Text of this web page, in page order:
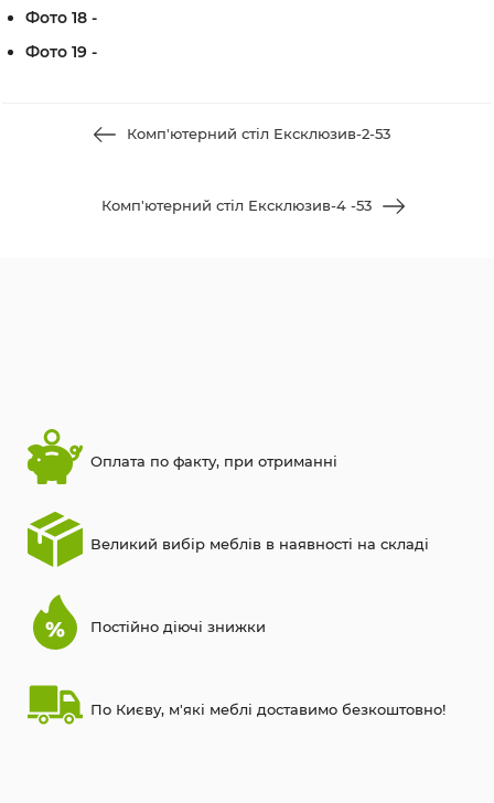
Фото 18 -
Фото 19 -
Комп'ютерний стіл Ексклюзив-2-53
Комп'ютерний стіл Ексклюзив-4 -53
Оплата по факту, при отриманні
Великий вибір меблів в наявності на складі
Постійно діючі знижки
По Києву, м'які меблі доставимо безкоштовно!